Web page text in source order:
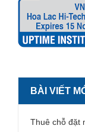
BÀI VIẾT
Thuê chỗ đặt